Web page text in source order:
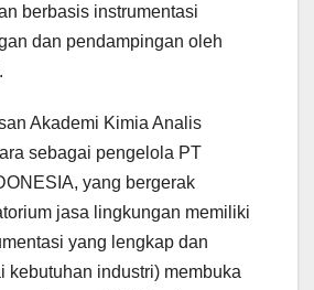
berbasis instrumentasi
dan pendampingan oleh
Akademi Kimia Analis
sebagai pengelola PT
yang bergerak
jasa lingkungan memiliki
yang lengkap dan
kebutuhan industri) membuka